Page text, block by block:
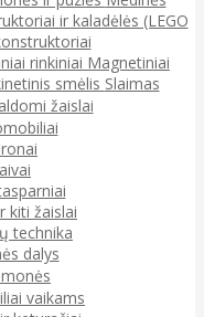
ir kaladėlės (LEGO
rinkiniai Magnetiniai
smėlis Slaimas
žaislai
kiti žaislai
technika
dalys
vaikams